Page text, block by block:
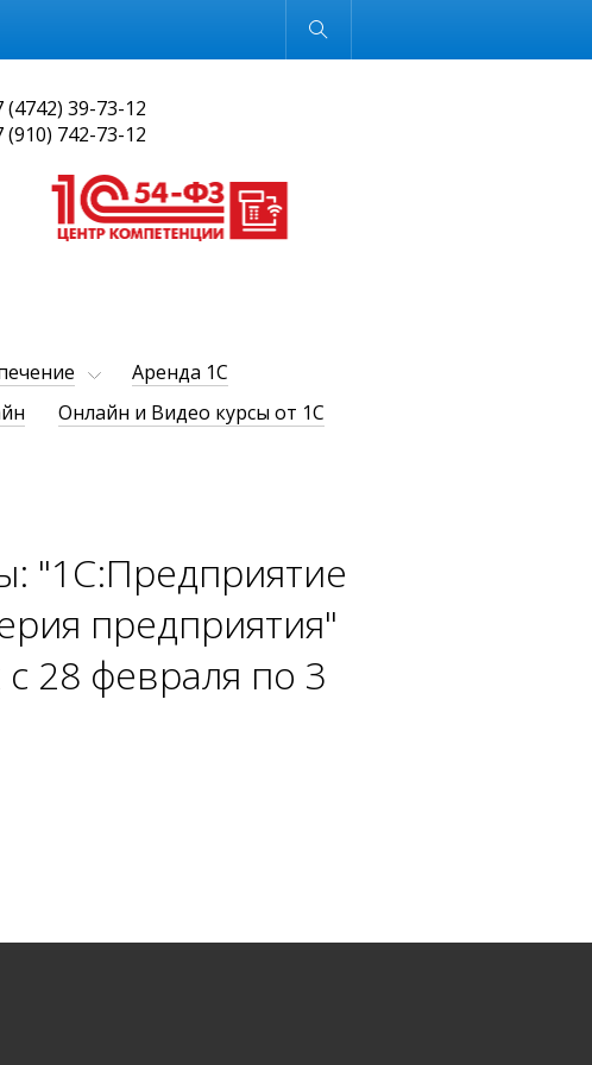
Обычная версия
(4742) 39-73-12
(910) 742-73-12
Аренда 1С
Онлайн и Видео курсы от 1С
"1С:Предприятие
предприятия"
28 февраля по 3